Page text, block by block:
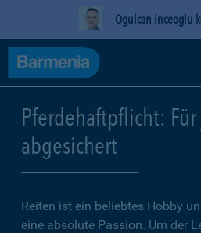
Ogulcan Inceoglu
Pferdehaftpflicht:
abgesichert
Reiten ist ein beliebtes Hobby
eine absolute Passion. Um der